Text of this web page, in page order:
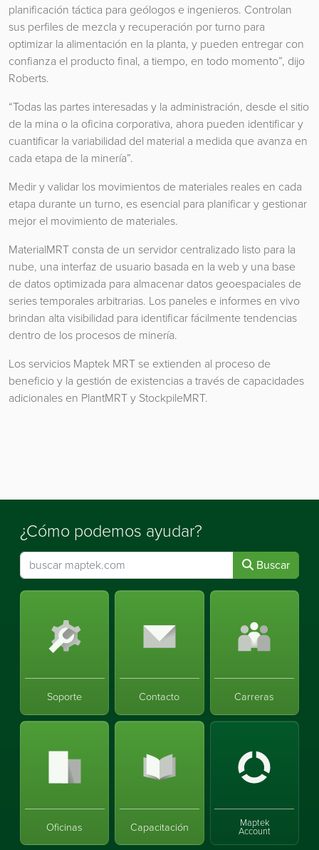
planificación táctica para geólogos e ingenieros. Controlan
sus perfiles de mezcla y recuperación por turno para
optimizar la alimentación en la planta, y pueden entregar con
confianza el producto final, a tiempo, en todo momento”, dijo
Roberts.
“Todas las partes interesadas y la administración, desde el sitio
de la mina o la oficina corporativa, ahora pueden identificar y
cuantificar la variabilidad del material a medida que avanza en
cada etapa de la minería”.
Medir y validar los movimientos de materiales reales en cada
etapa durante un turno, es esencial para planificar y gestionar
mejor el movimiento de materiales.
MaterialMRT consta de un servidor centralizado listo para la
nube, una interfaz de usuario basada en la web y una base
de datos optimizada para almacenar datos geoespaciales de
series temporales arbitrarias. Los paneles e informes en vivo
brindan alta visibilidad para identificar fácilmente tendencias
dentro de los procesos de minería.
Los servicios Maptek MRT se extienden al proceso de
beneficio y la gestión de existencias a través de capacidades
adicionales en PlantMRT y StockpileMRT.
¿Cómo podemos ayudar?
Buscar
Soporte Contacto Carreras
Oficinas Capacitación Maptek
Account